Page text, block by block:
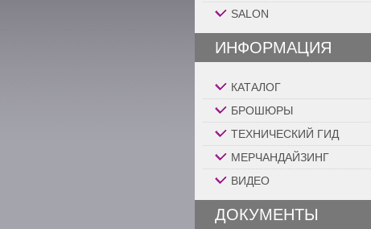
SALON
ИНФОРМАЦИЯ
КАТАЛОГ
БРОШЮРЫ
ТЕХНИЧЕСКИЙ ГИД
МЕРЧАНДАЙЗИНГ
ВИДЕО
ДОКУМЕНТЫ